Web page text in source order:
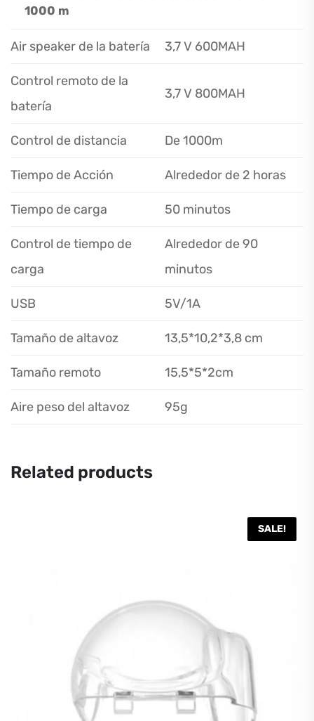
1000 m
Air speaker de la batería 3,7 V 600MAH
Control remoto de la
batería
3,7 V 800MAH
Control de distancia De 1000m
Tiempo de Acción Alrededor de 2 horas
Tiempo de carga 50 minutos
Control de tiempo de
carga
Alrededor de 90
minutos
USB 5V/1A
Tamaño de altavoz 13,5*10,2*3,8 cm
Tamaño remoto 15,5*5*2cm
Aire peso del altavoz 95g
Related products
SALE!